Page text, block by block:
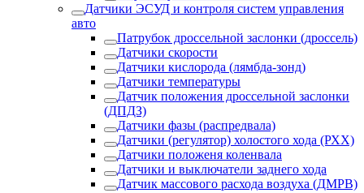
Датчики ЭСУД и контроля систем управления
авто
Патрубок дроссельной заслонки (дроссель)
Датчики скорости
Датчики кислорода (лямбда-зонд)
Датчики температуры
Датчик положения дроссельной заслонки
(ДПДЗ)
Датчики фазы (распредвала)
Датчики (регулятор) холостого хода (РХХ)
Датчики положеня коленвала
Датчики и выключатели заднего хода
Датчик массового расхода воздуха (ДМРВ)